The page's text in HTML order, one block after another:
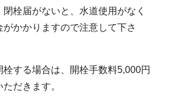
閉栓届がないと、水道使用がなく
がかかりますので注意して下さ
栓する場合は、開栓手数料5,000円
だきます。